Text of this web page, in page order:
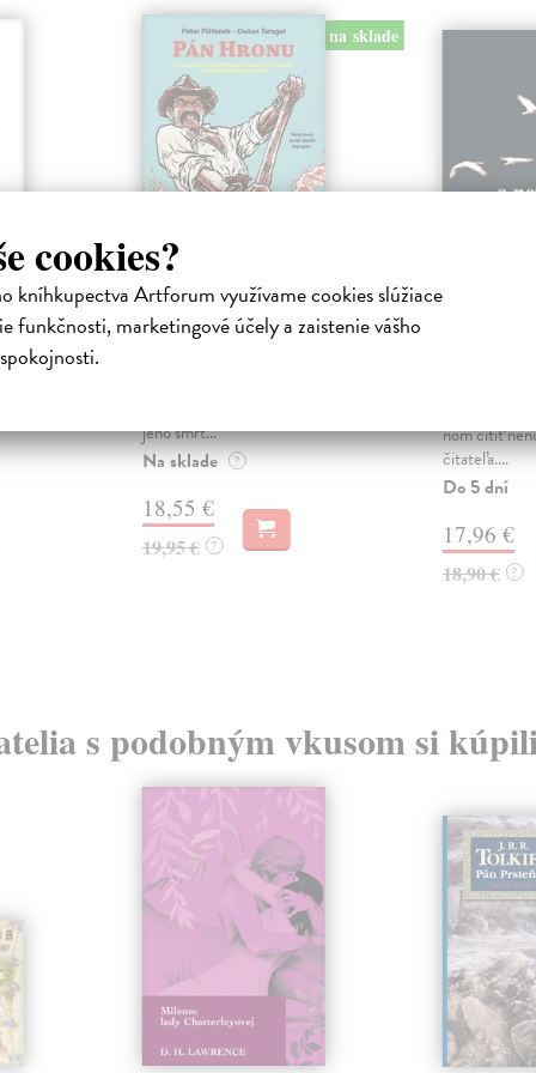
cookies?
kníhkupectva Artforum využívame cookies slúžiace
funkčnosti, marketingové účely a zaistenie vášho
na sklade
Pán Hronu
Pišťanek Peter| Kniha
jeho smrt...
Na sklade ?
18,55 €
19,95 € ?
... a
Toto
ňom cítiť
čitateľa....
Do 5 dní
17,96 €
18,90 € ?
s podobným vkusom si